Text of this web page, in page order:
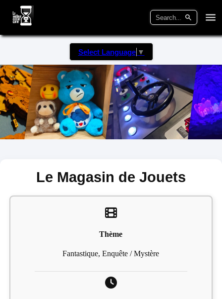
Select Language ▼
Le Magasin de Jouets
Thème
Fantastique, Enquête / Mystère